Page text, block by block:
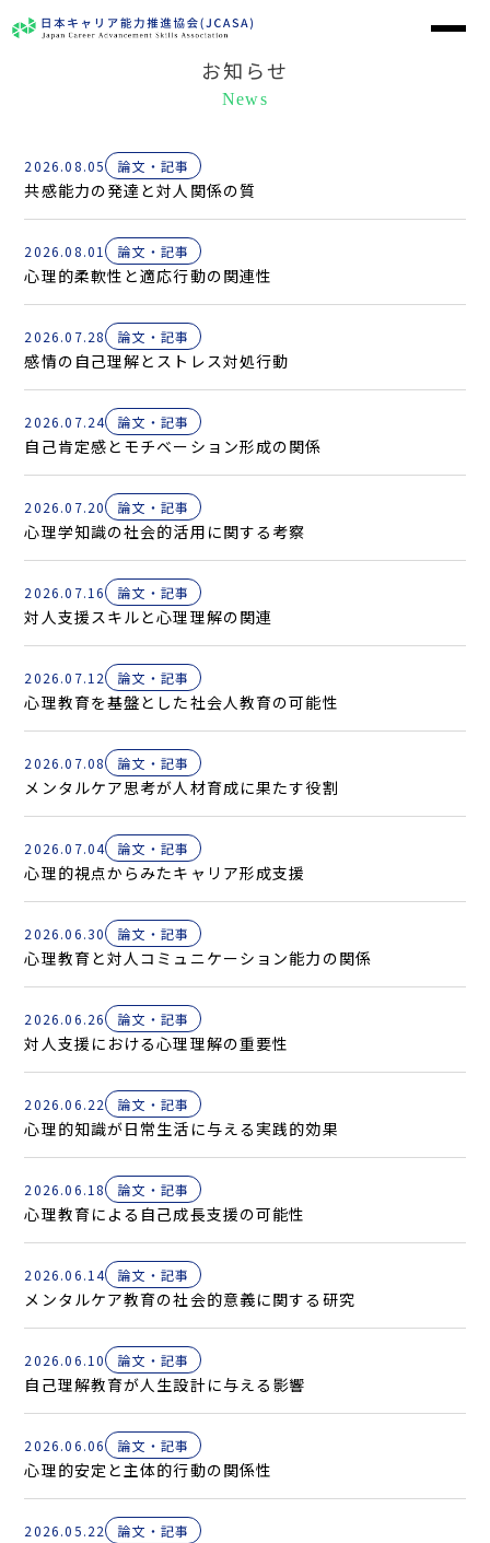
お知らせ
News
2026.08.05 論文・記事
共感能力の発達と対人関係の質
2026.08.01 論文・記事
心理的柔軟性と適応行動の関連性
2026.07.28 論文・記事
感情の自己理解とストレス対処行動
2026.07.24 論文・記事
自己肯定感とモチベーション形成の関係
2026.07.20 論文・記事
心理学知識の社会的活用に関する考察
2026.07.16 論文・記事
対人支援スキルと心理理解の関連
2026.07.12 論文・記事
心理教育を基盤とした社会人教育の可能性
2026.07.08 論文・記事
メンタルケア思考が人材育成に果たす役割
2026.07.04 論文・記事
心理的視点からみたキャリア形成支援
2026.06.30 論文・記事
心理教育と対人コミュニケーション能力の関係
2026.06.26 論文・記事
対人支援における心理理解の重要性
2026.06.22 論文・記事
心理的知識が日常生活に与える実践的効果
2026.06.18 論文・記事
心理教育による自己成長支援の可能性
2026.06.14 論文・記事
メンタルケア教育の社会的意義に関する研究
2026.06.10 論文・記事
自己理解教育が人生設計に与える影響
2026.06.06 論文・記事
心理的安定と主体的行動の関係性
2026.05.22 論文・記事